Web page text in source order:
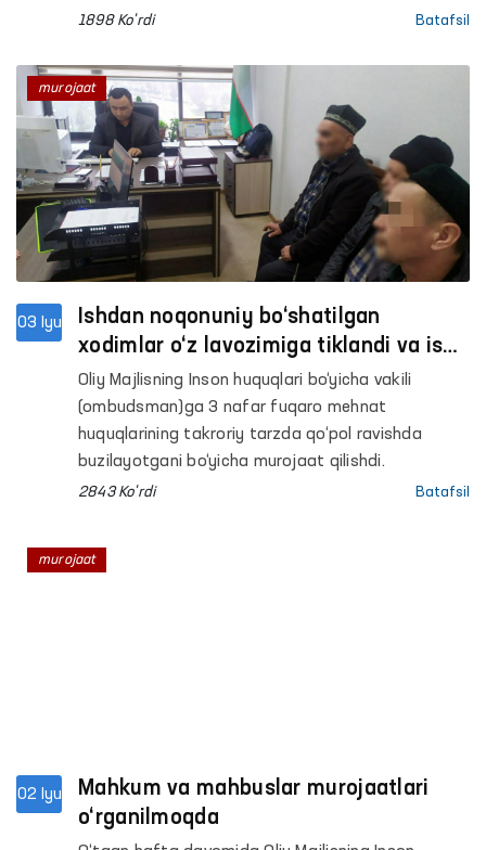
qabullar tashkil etilmoqda.
1898 Ko'rdi Batafsil
03 Iyu
Ishdan noqonuniy bo‘shatilgan
xodimlar o‘z lavozimiga tiklandi va ish
beruvchidan salkam 50 mln so‘m
undirildi
Oliy Majlisning Inson huquqlari bo‘yicha vakili
(ombudsman)ga 3 nafar fuqaro mehnat
huquqlarining takroriy tarzda qo‘pol ravishda
buzilayotgani bo‘yicha murojaat qilishdi.
2843 Ko'rdi Batafsil
murojaat
02 Iyu
Mahkum va mahbuslar murojaatlari
o‘rganilmoqda
murojaat